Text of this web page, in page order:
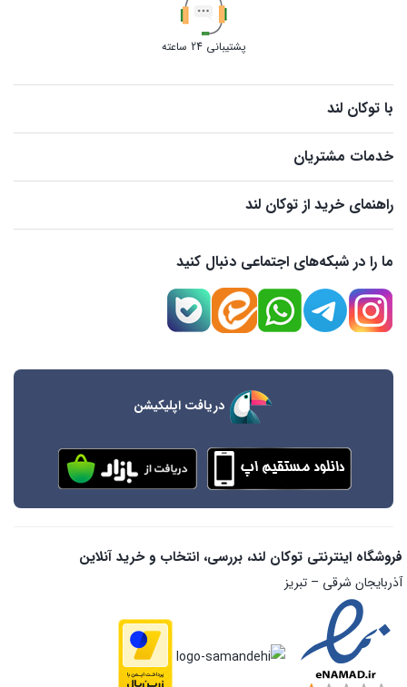
پشتیبانی 24 ساعته
با توکان لند
خدمات مشتریان
راهنمای خرید از توکان لند
ما را در شبکه‌های اجتماعی دنبال کنید
دریافت اپلیکیشن
فروشگاه اینترنتی توکان لند، بررسی، انتخاب و خرید آنلاین
آذربایجان شرقی – تبریز